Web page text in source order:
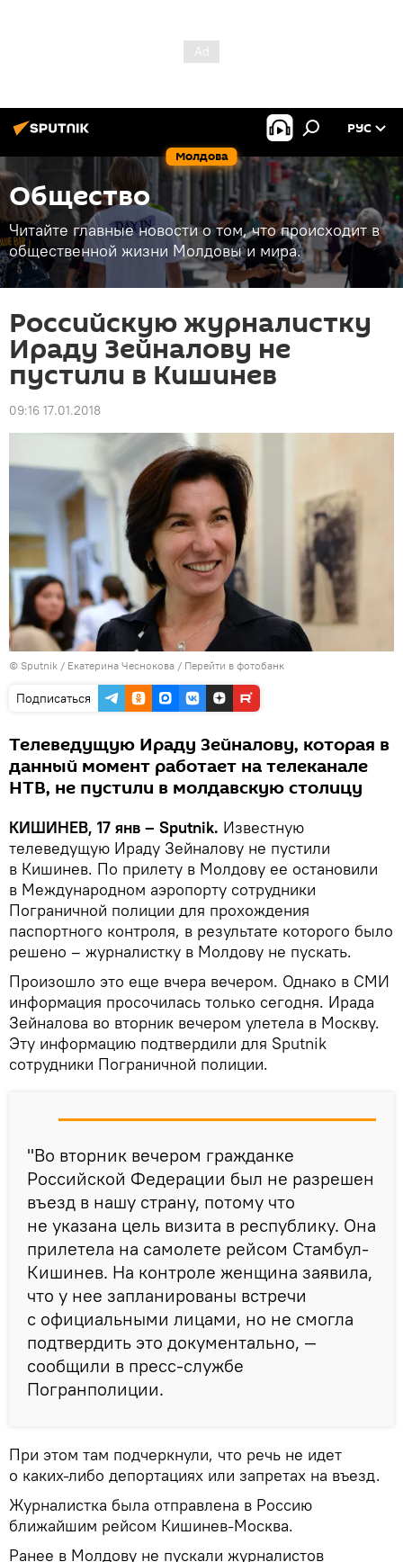
Молдова
РУС
Общество
Читайте главные новости о том, что происходит в
общественной жизни Молдовы и мира.
Российскую журналистку
Ираду Зейналову не
пустили в Кишинев
09:16 17.01.2018
© Sputnik / Екатерина Чеснокова / Перейти в фотобанк
Подписаться
Телеведущую Ираду Зейналову, которая в
данный момент работает на телеканале
НТВ, не пустили в молдавскую столицу
КИШИНЕВ, 17 янв – Sputnik. Известную
телеведущую Ираду Зейналову не пустили
в Кишинев. По прилету в Молдову ее остановили
в Международном аэропорту сотрудники
Пограничной полиции для прохождения
паспортного контроля, в результате которого было
решено – журналистку в Молдову не пускать.
Произошло это еще вчера вечером. Однако в СМИ
информация просочилась только сегодня. Ирада
Зейналова во вторник вечером улетела в Москву.
Эту информацию подтвердили для Sputnik
сотрудники Пограничной полиции.
"Во вторник вечером гражданке
Российской Федерации был не разрешен
въезд в нашу страну, потому что
не указана цель визита в республику. Она
прилетела на самолете рейсом Стамбул-
Кишинев. На контроле женщина заявила,
что у нее запланированы встречи
с официальными лицами, но не смогла
подтвердить это документально, —
сообщили в пресс-службе
Погранполиции.
При этом там подчеркнули, что речь не идет
о каких-либо депортациях или запретах на въезд.
Журналистка была отправлена в Россию
ближайшим рейсом Кишинев-Москва.
Ранее в Молдову не пускали журналистов